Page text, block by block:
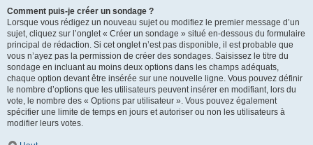
Comment puis-je créer un sondage ?
Lorsque vous rédigez un nouveau sujet ou modifiez le premier message d’un
sujet, cliquez sur l’onglet « Créer un sondage » situé en-dessous du formulaire
principal de rédaction. Si cet onglet n’est pas disponible, il est probable que
vous n’ayez pas la permission de créer des sondages. Saisissez le titre du
sondage en incluant au moins deux options dans les champs adéquats,
chaque option devant être insérée sur une nouvelle ligne. Vous pouvez définir
le nombre d’options que les utilisateurs peuvent insérer en modifiant, lors du
vote, le nombre des « Options par utilisateur ». Vous pouvez également
spécifier une limite de temps en jours et autoriser ou non les utilisateurs à
modifier leurs votes.